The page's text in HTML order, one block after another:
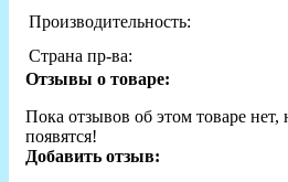
Производительность:
Страна пр-ва:
Отзывы о товаре:
Пока отзывов об этом товаре нет,
появятся!
Добавить отзыв: